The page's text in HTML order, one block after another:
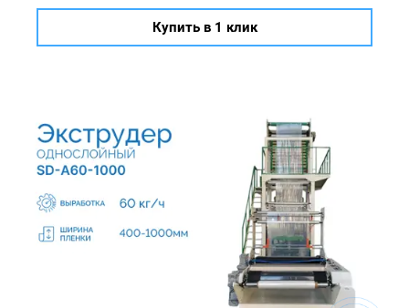
Купить в 1 клик